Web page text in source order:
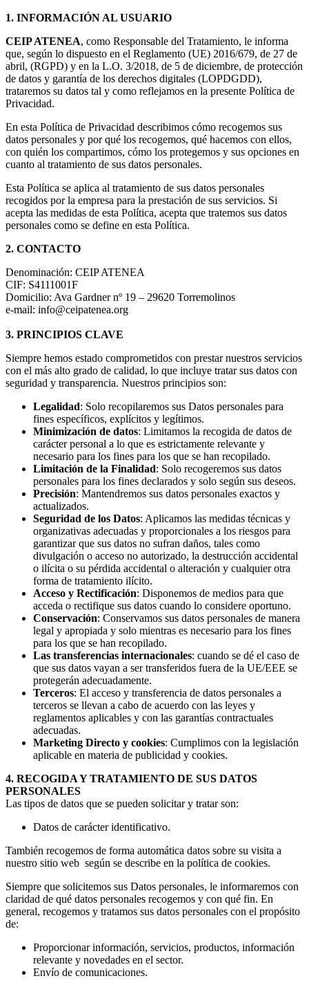
1. INFORMACIÓN AL USUARIO
CEIP ATENEA, como Responsable del Tratamiento, le informa
que, según lo dispuesto en el Reglamento (UE) 2016/679, de 27 de
abril, (RGPD) y en la L.O. 3/2018, de 5 de diciembre, de protección
de datos y garantía de los derechos digitales (LOPDGDD),
trataremos su datos tal y como reflejamos en la presente Política de
Privacidad.
En esta Política de Privacidad describimos cómo recogemos sus
datos personales y por qué los recogemos, qué hacemos con ellos,
con quién los compartimos, cómo los protegemos y sus opciones en
cuanto al tratamiento de sus datos personales.
Esta Política se aplica al tratamiento de sus datos personales
recogidos por la empresa para la prestación de sus servicios. Si
acepta las medidas de esta Política, acepta que tratemos sus datos
personales como se define en esta Política.
2. CONTACTO
Denominación: CEIP ATENEA
CIF: S4111001F
Domicilio: Ava Gardner nº 19 – 29620 Torremolinos
e-mail: info@ceipatenea.org
3. PRINCIPIOS CLAVE
Siempre hemos estado comprometidos con prestar nuestros servicios
con el más alto grado de calidad, lo que incluye tratar sus datos con
seguridad y transparencia. Nuestros principios son:
Legalidad: Solo recopilaremos sus Datos personales para
fines específicos, explícitos y legítimos.
Minimización de datos: Limitamos la recogida de datos de
carácter personal a lo que es estrictamente relevante y
necesario para los fines para los que se han recopilado.
Limitación de la Finalidad: Solo recogeremos sus datos
personales para los fines declarados y solo según sus deseos.
Precisión: Mantendremos sus datos personales exactos y
actualizados.
Seguridad de los Datos: Aplicamos las medidas técnicas y
organizativas adecuadas y proporcionales a los riesgos para
garantizar que sus datos no sufran daños, tales como
divulgación o acceso no autorizado, la destrucción accidental
o ilícita o su pérdida accidental o alteración y cualquier otra
forma de tratamiento ilícito.
Acceso y Rectificación: Disponemos de medios para que
acceda o rectifique sus datos cuando lo considere oportuno.
Conservación: Conservamos sus datos personales de manera
legal y apropiada y solo mientras es necesario para los fines
para los que se han recopilado.
Las transferencias internacionales: cuando se dé el caso de
que sus datos vayan a ser transferidos fuera de la UE/EEE se
protegerán adecuadamente.
Terceros: El acceso y transferencia de datos personales a
terceros se llevan a cabo de acuerdo con las leyes y
reglamentos aplicables y con las garantías contractuales
adecuadas.
Marketing Directo y cookies: Cumplimos con la legislación
aplicable en materia de publicidad y cookies.
4. RECOGIDA Y TRATAMIENTO DE SUS DATOS
PERSONALES
Las tipos de datos que se pueden solicitar y tratar son:
Datos de carácter identificativo.
También recogemos de forma automática datos sobre su visita a
nuestro sitio web según se describe en la política de cookies.
Siempre que solicitemos sus Datos personales, le informaremos con
claridad de qué datos personales recogemos y con qué fin. En
general, recogemos y tratamos sus datos personales con el propósito
de:
Proporcionar información, servicios, productos, información
relevante y novedades en el sector.
Envío de comunicaciones.